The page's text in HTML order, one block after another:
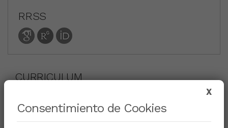
RRSS
CURRICULUM
X
Consentimiento de Cookies